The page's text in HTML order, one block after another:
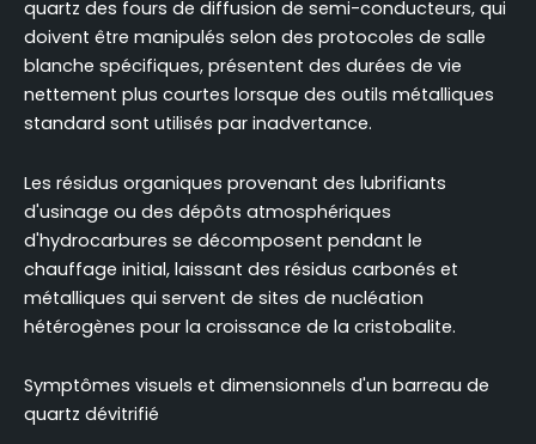
quartz des fours de diffusion de semi-conducteurs, qui
doivent être manipulés selon des protocoles de salle
blanche spécifiques, présentent des durées de vie
nettement plus courtes lorsque des outils métalliques
standard sont utilisés par inadvertance.
Les résidus organiques provenant des lubrifiants
d'usinage ou des dépôts atmosphériques
d'hydrocarbures se décomposent pendant le
chauffage initial, laissant des résidus carbonés et
métalliques qui servent de sites de nucléation
hétérogènes pour la croissance de la cristobalite.
Symptômes visuels et dimensionnels d'un barreau de
quartz dévitrifié